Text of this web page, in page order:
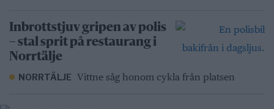
Inbrottstjuv gripen av polis
– stal sprit på restaurang i
Norrtälje
NORRTÄLJE Vittne såg honom cykla från platsen